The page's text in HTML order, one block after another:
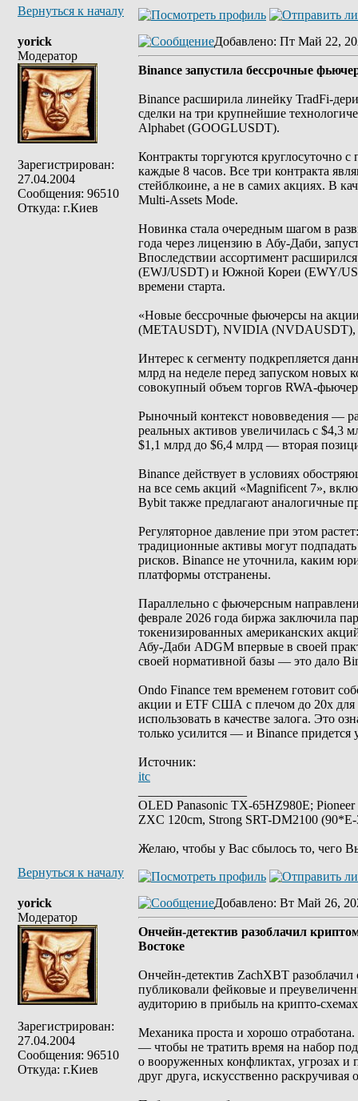
Вернуться к началу
yorick
Модератор
Зарегистрирован:
27.04.2004
Сообщения: 96510
Откуда: г.Киев
Добавлено: Пт Май 22,
Binance запустила бессрочные
Binance расширила линейку TradFi-
сделки на три крупнейшие
Alphabet (GOOGLUSDT).
Контракты торгуются круглосуточно
каждые 8 часов. Все три контракта
стейблкоине, а не в самих акциях. В
Multi-Assets Mode.
Новинка стала очередным шагом в
года через лицензию в Абу-Даби,
Впоследствии ассортимент
(EWJ/USDT) и Южной Кореи (EWY/
времени старта.
«Новые бессрочные фьючерсы на
(METAUSDT), NVIDIA (NVDAUSDT),
Интерес к сегменту подкрепляется
млрд на неделе перед запуском новых
совокупный объем торгов RWA-
Рыночный контекст нововведения —
реальных активов увеличилась с $4,3
$1,1 млрд до $6,4 млрд — вторая
Binance действует в условиях
на все семь акций «Magnificent 7»,
Bybit также предлагают аналогичные
Регуляторное давление при этом
традиционные активы могут
рисков. Binance не уточнила, каким
платформы отстранены.
Параллельно с фьючерсным
феврале 2026 года биржа заключила
токенизированных американских
Абу-Даби ADGM впервые в своей
своей нормативной базы — это дало
Ondo Finance тем временем готовит
акции и ETF США с плечом до 20x для
использовать в качестве залога. Это
только усилится — и Binance
Источник:
itc
OLED Panasonic TX-65HZ980E;
ZXC 120cm, Strong SRT-DM2100
Желаю, чтобы у Вас сбылось то, чего
Вернуться к началу
yorick
Модератор
Зарегистрирован:
27.04.2004
Сообщения: 96510
Откуда: г.Киев
Добавлено: Вт Май 26,
Ончейн-детектив разоблачил
Востоке
Ончейн-детектив ZachXBT разоблачил
публиковали фейковые и
аудиторию в прибыль на крипто-
Механика проста и хорошо
— чтобы не тратить время на набор
о вооруженных конфликтах, угрозах и
друг друга, искусственно раскручивая